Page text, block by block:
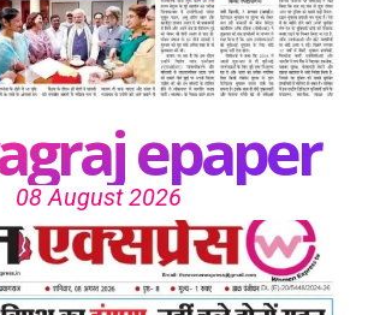
epaper
08 August 2026